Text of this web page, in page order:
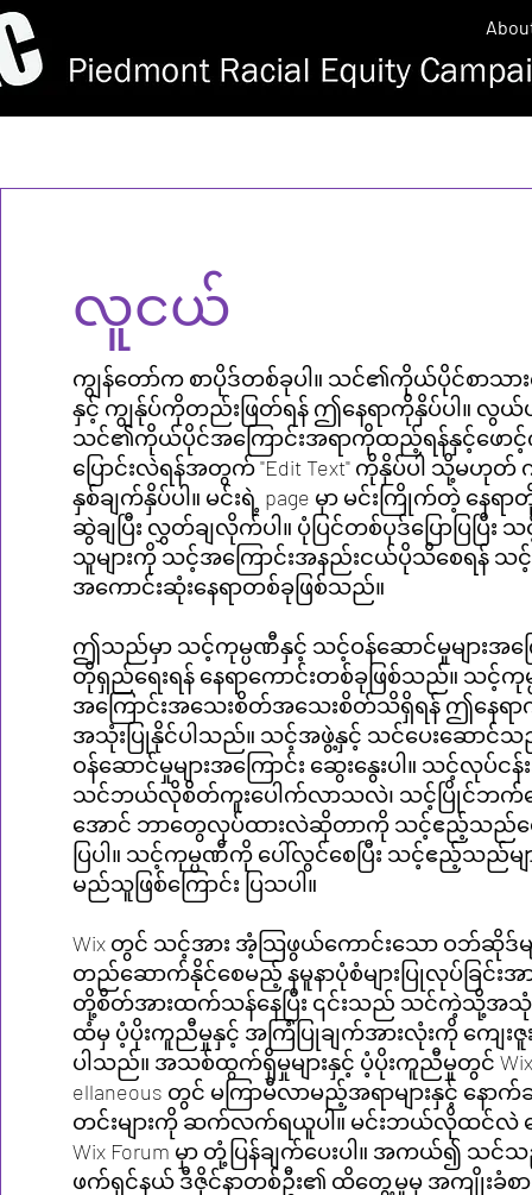
လူငယ်
ကျွန်တော်က စာပိုဒ်တစ်ခုပါ။ သင်၏ကိုယ်ပိုင်စာသ
နှင့် ကျွန်ုပ်ကိုတည်းဖြတ်ရန် ဤနေရာကိုနှိပ်ပါ။ လွယ်
သင်၏ကိုယ်ပိုင်အကြောင်းအရာကိုထည့်ရန်နှင့်ဖော
ပြောင်းလဲရန်အတွက် "Edit Text" ကိုနှိပ်ပါ သို့မဟုတ်
နှစ်ချက်နှိပ်ပါ။ မင်းရဲ့ page မှာ မင်းကြိုက်တဲ့ နေရာ
ဆွဲချပြီး လွှတ်ချလိုက်ပါ။ ပုံပြင်တစ်ပုဒ်ပြောပြပြီး
သူများကို သင့်အကြောင်းအနည်းငယ်ပိုသိစေရန်
အကောင်းဆုံးနေရာတစ်ခုဖြစ်သည်။
ဤသည်မှာ သင့်ကုမ္ပဏီနှင့် သင့်ဝန်ဆောင်မှုများအကြ
တိုရှည်ရေးရန် နေရာကောင်းတစ်ခုဖြစ်သည်။ သင့်ကု
အကြောင်းအသေးစိတ်အသေးစိတ်သိရှိရန် ဤနေရ
အသုံးပြုနိုင်ပါသည်။ သင့်အဖွဲ့နှင့် သင်ပေးဆောင်
ဝန်ဆောင်မှုများအကြောင်း ဆွေးနွေးပါ။ သင့်လုပ်
သင်ဘယ်လိုစိတ်ကူးပေါက်လာသလဲ၊ သင့်ပြိုင်ဘက်
အောင် ဘာတွေလုပ်ထားလဲဆိုတာကို သင့်ဧည့်သည်တွ
ပြပါ။ သင့်ကုမ္ပဏီကို ပေါ်လွင်စေပြီး သင့်ဧည့်သည်မ
မည်သူဖြစ်ကြောင်း ပြသပါ။
Wix တွင် သင့်အား အံ့သြဖွယ်ကောင်းသော ဝဘ်ဆိုဒ်မျ
တည်ဆောက်နိုင်စေမည့် နမူနာပုံစံများပြုလုပ်ခြင်းအ
တို့စိတ်အားထက်သန်နေပြီး ၎င်းသည် သင်ကဲ့သို့အသုံး
ထံမှ ပံ့ပိုးကူညီမှုနှင့် အကြံပြုချက်အားလုံးကို ကျေး
ပါသည်။ အသစ်ထွက်ရှိမှုများနှင့် ပံ့ပိုးကူညီမှုတွင်
ellaneous တွင် မကြာမီလာမည့်အရာများနှင့် နော
တင်းများကို ဆက်လက်ရယူပါ။ မင်းဘယ်လိုထင်လဲ ပြေ
Wix Forum မှာ တုံ့ပြန်ချက်ပေးပါ။ အကယ်၍ သင်
ဖက်ရှင်နယ် ဒီဇိုင်နာတစ်ဦး၏ ထိတွေ့မှုမှ အကျိုးခံစ